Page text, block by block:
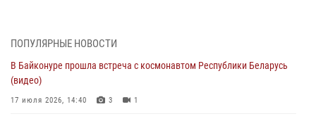
03 августа 2026, 15:08 1
В Подмосковье отметили годовщину со Дня образования ОМОН
«Пересвет»
02 августа 2026, 18:01
ПОПУЛЯРНЫЕ НОВОСТИ
В Байконуре прошла встреча с космонавтом Республики Беларусь
(видео)
17 июля 2026, 14:40 3 1